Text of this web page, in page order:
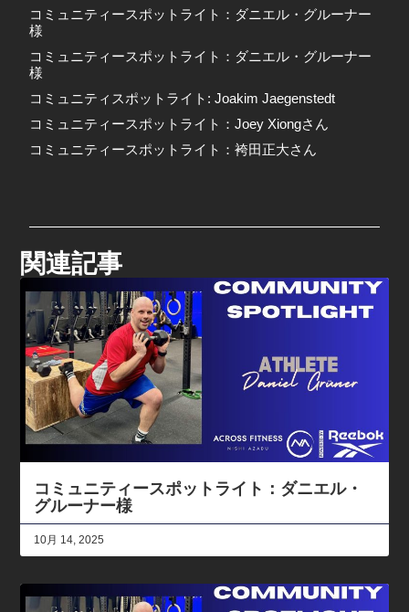
コミュニティースポットライト：ダニエル・グルーナー
様
コミュニティースポットライト：ダニエル・グルーナー
様
コミュニティスポットライト: Joakim Jaegenstedt
コミュニティースポットライト：Joey Xiongさん
コミュニティースポットライト：袴田正大さん
関連記事
コミュニティースポットライト：ダニエル・
グルーナー様
10月 14, 2025